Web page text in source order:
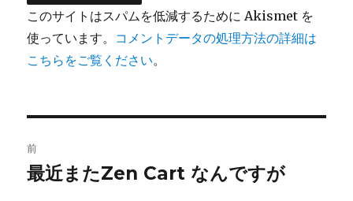
このサイトはスパムを低減するために Akismet を
使っています。 コメントデータの処理方法の詳細は
こちらをご覧ください。
稿
前
前
最近またZen Cart なんですが